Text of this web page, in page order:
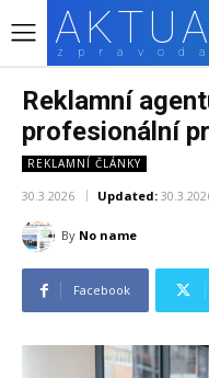
Reklamní
profesionální
REKLAMNÍ ČLÁNKY
30.3.2026 Updated:
By No name
Facebook